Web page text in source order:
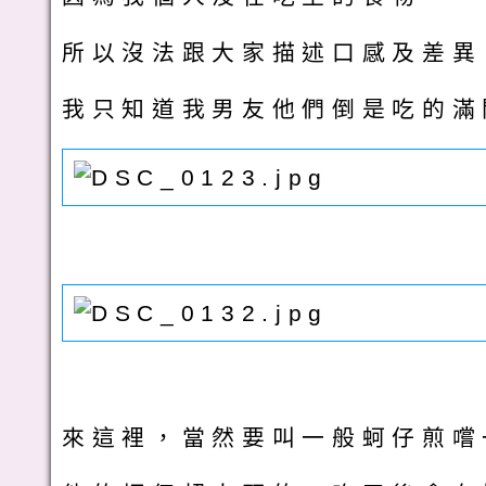
所以沒法跟大家描述口感及差異
我只知道我男友他們倒是吃的
來這裡，當然要叫一般蚵仔煎嚐